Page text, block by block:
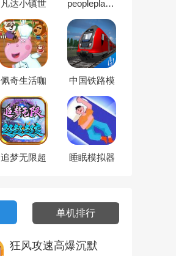
凡达小镇世
peopleplayground
佩奇生活咖
中国铁路模
追梦无限超
睡眠模拟器
单机排行
狂风攻速高爆沉默